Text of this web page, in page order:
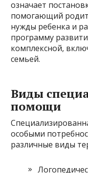
означает
помогающий
нужды ребенка и
программу
комплексной,
семьей.
Виды
помощи
особыми
различные виды